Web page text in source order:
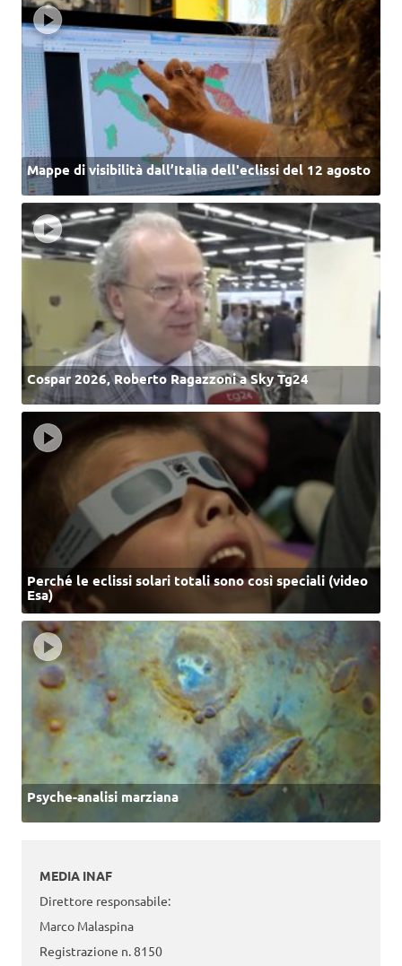
Mappe di visibilità dall’Italia dell'eclissi del 12 agosto
Cospar 2026, Roberto Ragazzoni a Sky Tg24
Perché le eclissi solari totali sono così speciali (video
Esa)
Psyche-analisi marziana
MEDIA INAF
Direttore responsabile:
Marco Malaspina
Registrazione n. 8150